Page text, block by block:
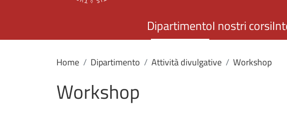
DipartimentoI nostri corsi
Home Dipartimento Attività divulgative Workshop
Workshop